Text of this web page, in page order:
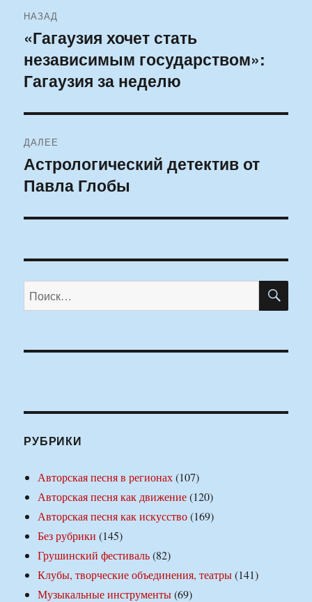
по
записям
НАЗАД
Предыдущая
запись:
«Гагаузия хочет стать
независимым государством»:
Гагаузия за неделю
ДАЛЕЕ
Следующая
запись:
Астрологический детектив от
Павла Глобы
Искать:
РУБРИКИ
Авторская песня в регионах(107)
Авторская песня как движение(120)
Авторская песня как искусство(169)
Без рубрики (145)
Грушинский фестиваль(82)
Клубы, творческие объединения, театры(141)
Музыкальные инструменты(69)